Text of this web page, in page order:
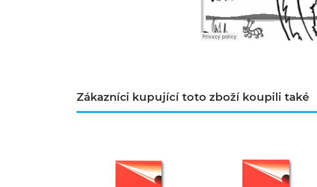
Zákazníci kupující toto zboží koupili také